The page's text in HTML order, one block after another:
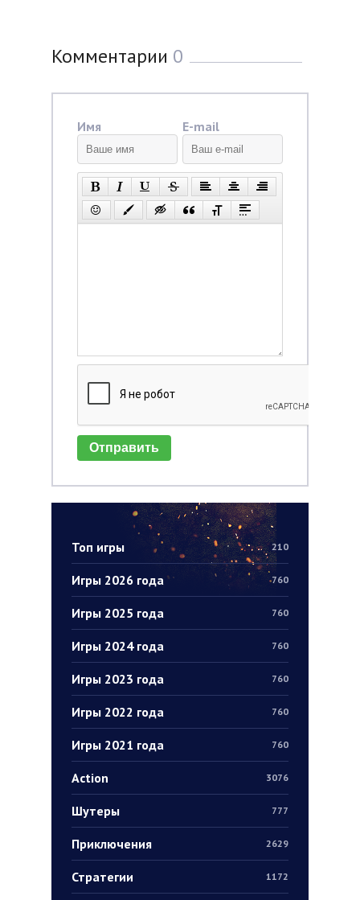
Топ игры 210
Игры 2026 года 760
Игры 2025 года 760
Игры 2024 года 760
Игры 2023 года 760
Игры 2022 года 760
Игры 2021 года 760
Action 3076
Шутеры 777
Приключения 2629
Стратегии 1172
Комментарии 0
Имя E-mail
Отправить